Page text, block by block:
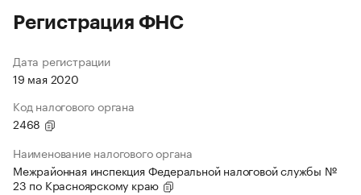
Регистрация ФНС
Дата регистрации
19 мая 2020
Код налогового органа
2468
Наименование налогового органа
Межрайонная инспекция Федеральной налоговой службы №
23 по Красноярскому краю